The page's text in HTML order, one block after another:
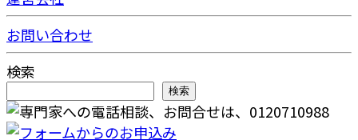
お問い合わせ
検索
検索